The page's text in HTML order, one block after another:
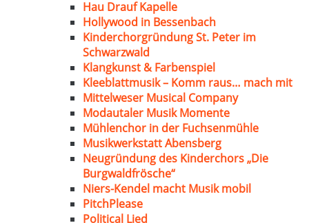
Hau Drauf Kapelle
Hollywood in Bessenbach
Kinderchorgründung St. Peter im
Schwarzwald
Klangkunst & Farbenspiel
Kleeblattmusik – Komm raus… mach mit
Mittelweser Musical Company
Modautaler Musik Momente
Mühlenchor in der Fuchsenmühle
Musikwerkstatt Abensberg
Neugründung des Kinderchors „Die
Burgwaldfrösche“
Niers-Kendel macht Musik mobil
PitchPlease
Political Lied